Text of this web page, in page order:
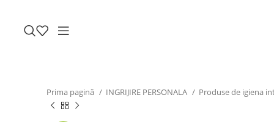
Prima pagină INGRIJIRE PERSONALA Produse de igiena